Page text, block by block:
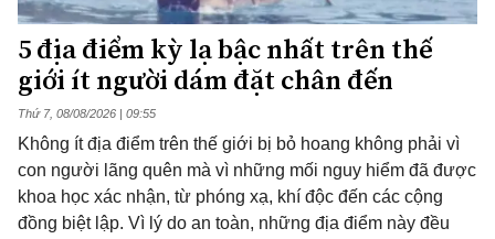
5 địa điểm kỳ lạ bậc nhất trên thế
giới ít người dám đặt chân đến
Thứ 7, 08/08/2026 | 09:55
Không ít địa điểm trên thế giới bị bỏ hoang không phải vì
con người lãng quên mà vì những mối nguy hiểm đã được
khoa học xác nhận, từ phóng xạ, khí độc đến các cộng
đồng biệt lập. Vì lý do an toàn, những địa điểm này đều